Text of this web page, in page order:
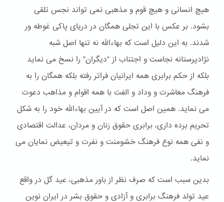
هیچ انسانی و هیچ قوم و مذهبی نمی تواند نجس تلقی
بشود. بر عکس با این تجلی همگان در دریای پاکی غوطه ور
شدند. به این دلیل است که بهاءالله نه تنها اصل شبه
نژادپرستانه نجاست و اجتناب از "دیگران" را نسخ می نماید
بلکه از حکم برابری همه ایرانیان فراتر رفته بلکه همگان را به
فرهنگ معاشرت و وداد و الفت با همه اقوام و مذاهب دعوت
می نماید. همین اصل است که در آیین بهاءالله خود را به شکل
تحریم برده داری، برابری حقوق زنان و مردان، عدالت اقتصادی
و نفی همه نوع فرهنگ خشومنت و نفرت و تیعیض نمایان می
نماید.
بدین سبب است که صرف نظر از باور مذهبی، عید گل در واقع
عید تولد فرهنگ برابری و آزادی و حقوق بشر در ایران نوین